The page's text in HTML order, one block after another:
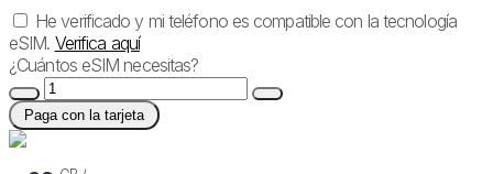
He verificado y mi teléfono es compatible con la tecnología
eSIM. Verifica aquí
¿Cuántos eSIM necesitas?
Paga con la tarjeta